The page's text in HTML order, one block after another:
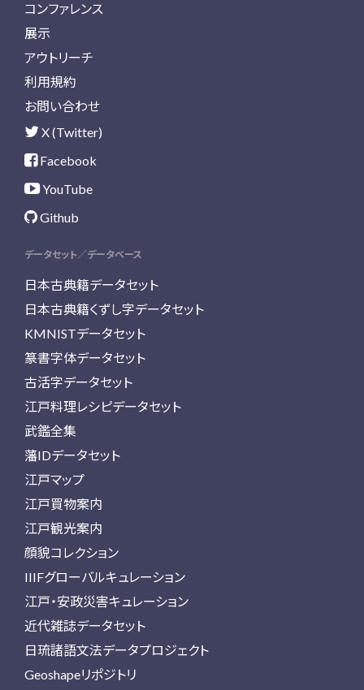
コンファレンス
展示
アウトリーチ
利用規約
お問い合わせ
X (Twitter)
Facebook
YouTube
Github
データセット／データベース
日本古典籍データセット
日本古典籍くずし字データセット
KMNISTデータセット
篆書字体データセット
古活字データセット
江戸料理レシピデータセット
武鑑全集
藩IDデータセット
江戸マップ
江戸買物案内
江戸観光案内
顔貌コレクション
IIIFグローバルキュレーション
江戸・安政災害キュレーション
近代雑誌データセット
日琉諸語文法データプロジェクト
Geoshapeリポジトリ